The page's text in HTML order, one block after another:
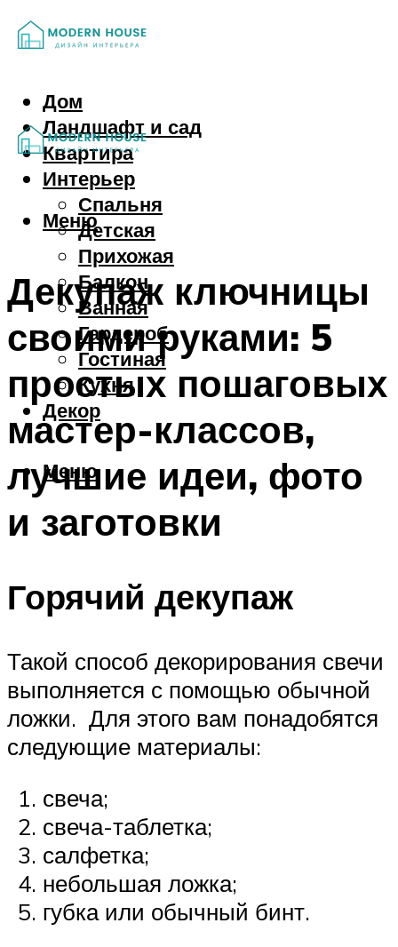
Дом
Ландшафт и сад
Квартира
Интерьер
Спальня
Детская
Прихожая
Балкон
Ванная
Гардероб
Гостиная
Кухня
Декор
Меню
Меню
Декупаж ключницы
своими руками: 5
простых пошаговых
мастер-классов,
лучшие идеи, фото
и заготовки
Горячий декупаж
Такой способ декорирования свечи
выполняется с помощью обычной
ложки. Для этого вам понадобятся
следующие материалы:
свеча;
свеча-таблетка;
салфетка;
небольшая ложка;
губка или обычный бинт.